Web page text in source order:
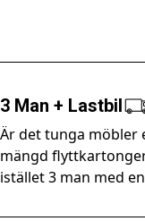
3 Man + Lastbil
Är det tunga möbler
mängd
istället 3 man med